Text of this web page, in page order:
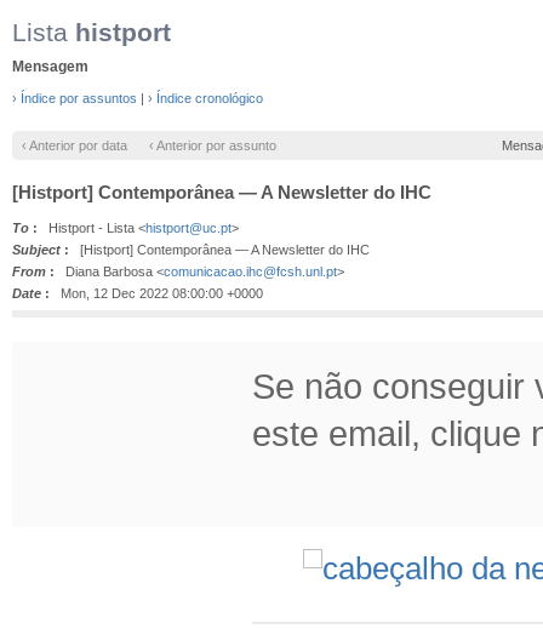
Lista histport
Mensagem
› Índice por assuntos | › Índice cronológico
‹ Anterior por data ‹ Anterior por assunto
[Histport] Contemporânea — A Newsletter do IHC
To : Histport - Lista <histport@uc.pt>
Subject : [Histport] Contemporânea — A Newsletter do IHC
From : Diana Barbosa <comunicacao.ihc@fcsh.unl.pt>
Date : Mon, 12 Dec 2022 08:00:00 +0000
Se não conseguir
este email, clique